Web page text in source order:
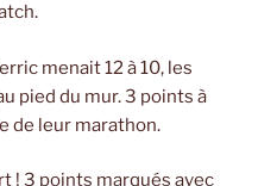
menait 12 à 10, les
pied du mur. 3 points à
de leur marathon.
! 3 points marqués avec